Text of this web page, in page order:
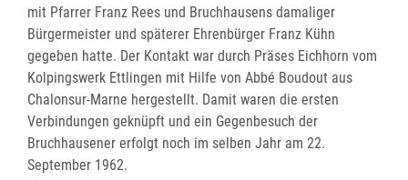
mit Pfarrer Franz Rees und Bruchhausens damaliger
Bürgermeister und späterer Ehrenbürger Franz Kühn
gegeben hatte. Der Kontakt war durch Präses Eichhorn vom
Kolpingswerk Ettlingen mit Hilfe von Abbé Boudout aus
Chalonsur-Marne hergestellt. Damit waren die ersten
Verbindungen geknüpft und ein Gegenbesuch der
Bruchhausener erfolgt noch im selben Jahr am 22.
September 1962.